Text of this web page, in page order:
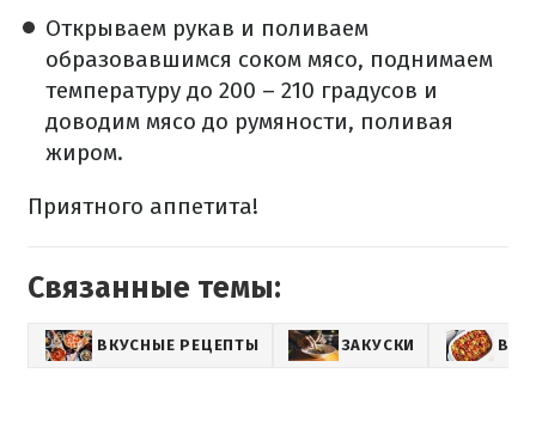
Открываем рукав и поливаем
образовавшимся соком мясо, поднимаем
температуру до 200 – 210 градусов и
доводим мясо до румяности, поливая
жиром.
Приятного аппетита!
Связанные темы:
ВКУСНЫЕ РЕЦЕПТЫ ЗАКУСКИ